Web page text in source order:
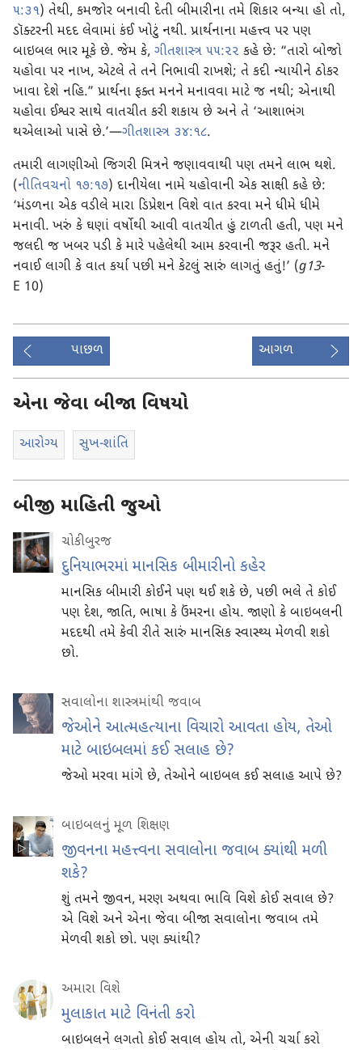
૫:૩૧) તેથી, કમજોર બનાવી દેતી બીમારીના તમે શિકાર બન્યા હો તો,
ડૉક્ટરની મદદ લેવામાં કંઈ ખોટું નથી. પ્રાર્થનાના મહત્ત્વ પર પણ
બાઇબલ ભાર મૂકે છે. જેમ કે, ગીતશાસ્ત્ર ૫૫:૨૨ કહે છે: “તારો બોજો
યહોવા પર નાખ, એટલે તે તને નિભાવી રાખશે; તે કદી ન્યાયીને ઠોકર
ખાવા દેશે નહિ.” પ્રાર્થના ફક્ત મનને મનાવવા માટે જ નથી; એનાથી
યહોવા ઈશ્વર સાથે વાતચીત કરી શકાય છે અને તે ‘આશાભંગ
થએલાઓ પાસે છે.’—ગીતશાસ્ત્ર ૩૪:૧૮.
તમારી લાગણીઓ જિગરી મિત્રને જણાવવાથી પણ તમને લાભ થશે.
(નીતિવચનો ૧૭:૧૭) દાનીયેલા નામે યહોવાની એક સાક્ષી કહે છે:
‘મંડળના એક વડીલે મારા ડિપ્રેશન વિશે વાત કરવા મને ધીમે ધીમે
મનાવી. ખરું કે ઘણાં વર્ષોથી આવી વાતચીત હું ટાળતી હતી, પણ મને
જલદી જ ખબર પડી કે મારે પહેલેથી આમ કરવાની જરૂર હતી. મને
નવાઈ લાગી કે વાત કર્યા પછી મને કેટલું સારું લાગતું હતું!’ (g13-
E 10)
પાછળ આગળ
એના જેવા બીજા વિષયો
આરોગ્ય સુખ-શાંતિ
બીજી માહિતી જુઓ
ચોકીબુરજ
દુનિયાભરમાં માનસિક બીમારીનો કહેર
માનસિક બીમારી કોઈને પણ થઈ શકે છે, પછી ભલે તે કોઈ
પણ દેશ, જાતિ, ભાષા કે ઉંમરના હોય. જાણો કે બાઇબલની
મદદથી તમે કેવી રીતે સારું માનસિક સ્વાસ્થ્ય મેળવી શકો
છો.
સવાલોના શાસ્ત્રમાંથી જવાબ
જેઓને આત્મહત્યાના વિચારો આવતા હોય, તેઓ
માટે બાઇબલમાં કઈ સલાહ છે?
જેઓ મરવા માંગે છે, તેઓને બાઇબલ કઈ સલાહ આપે છે?
બાઇબલનું મૂળ શિક્ષણ
જીવનના મહત્ત્વના સવાલોના જવાબ ક્યાંથી મળી
શકે?
શું તમને જીવન, મરણ અથવા ભાવિ વિશે કોઈ સવાલ છે?
એ વિશે અને એના જેવા બીજા સવાલોના જવાબ તમે
મેળવી શકો છો. પણ ક્યાંથી?
અમારા વિશે
મુલાકાત માટે વિનંતી કરો
બાઇબલને લગતો કોઈ સવાલ હોય તો, એની ચર્ચા કરો